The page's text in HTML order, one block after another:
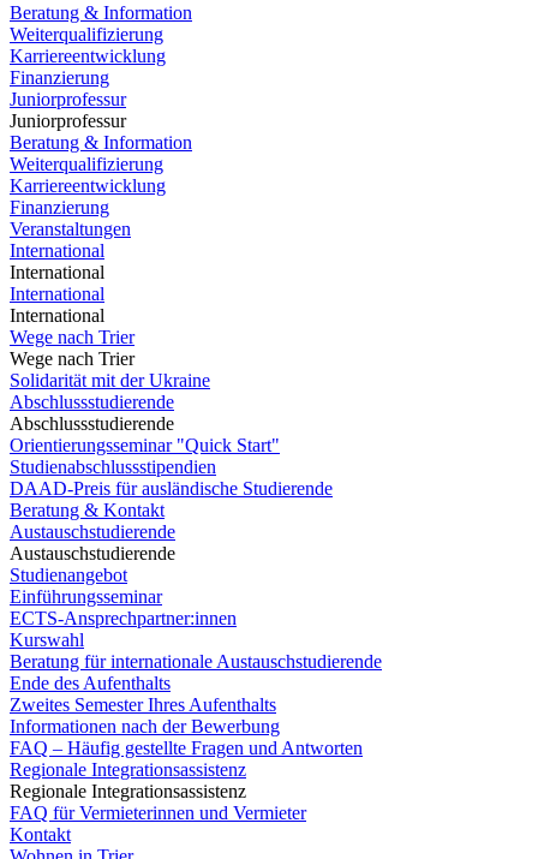
Beratung & Information
Weiterqualifizierung
Karriereentwicklung
Finanzierung
Juniorprofessur
Juniorprofessur
Beratung & Information
Weiterqualifizierung
Karriereentwicklung
Finanzierung
Veranstaltungen
International
International
International
International
Wege nach Trier
Wege nach Trier
Solidarität mit der Ukraine
Abschlussstudierende
Abschlussstudierende
Orientierungsseminar "Quick Start"
Studienabschlussstipendien
DAAD-Preis für ausländische Studierende
Beratung & Kontakt
Austauschstudierende
Austauschstudierende
Studienangebot
Einführungsseminar
ECTS-Ansprechpartner:innen
Kurswahl
Beratung für internationale Austauschstudierende
Ende des Aufenthalts
Zweites Semester Ihres Aufenthalts
Informationen nach der Bewerbung
FAQ – Häufig gestellte Fragen und Antworten
Regionale Integrationsassistenz
Regionale Integrationsassistenz
FAQ für Vermieterinnen und Vermieter
Kontakt